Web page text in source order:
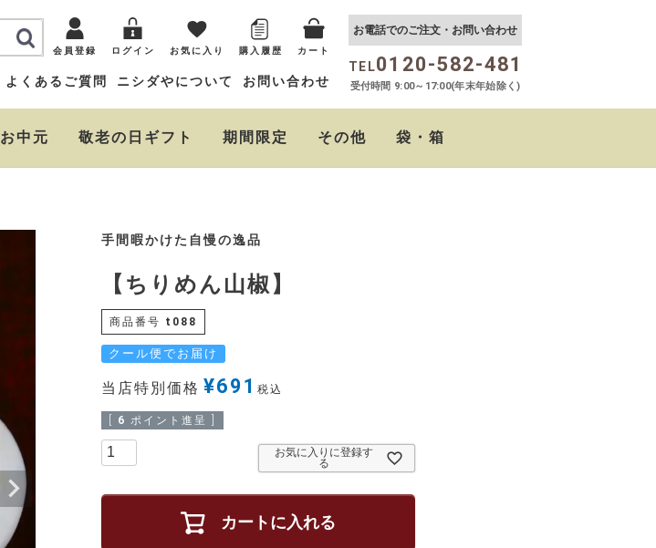
会員登録 ログイン お気に入り 購入履歴 カート
よくあるご質問 ニシダやについて お問い合わせ
お電話でのご注文・お問い合わせ
TEL0120-582-481
受付時間 9:00～17:00(年末年始除く)
お中元 敬老の日ギフト 期間限定 その他 袋・箱
手間暇かけた自慢の逸品
【ちりめん山椒】
商品番号 t088
クール便でお届け
当店特別価格 ¥691 税込
6 ポイント進呈 ]
お気に入りに登録す
る
カートに入れる